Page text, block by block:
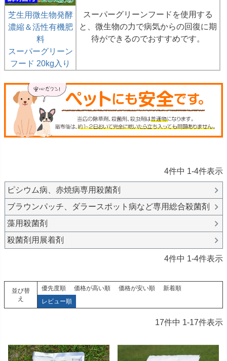
芝生用微生物発酵
濃縮＆活性有機肥
料
スーパーグリーン
フード 20kg入り
スーパーグリーンフードを使用する
と、微生物の力で病気からの回復に期
待ができるのでおすすめです。
4件中 1-4件表示
ピシウム病、赤焼病専用殺菌剤
ブラウンパッチ、ダラースポット病など専用総合殺菌剤
藻用殺菌剤
殺菌剤用展着剤
4件中 1-4件表示
並び替
え
優先度順 価格が高い順 価格が安い順
新着順
レビュー順
17件中 1-17件表示